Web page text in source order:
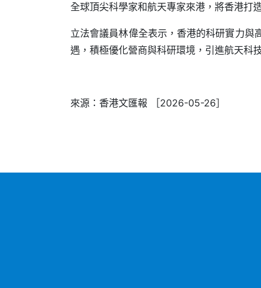
全球頂尖科學家和航天專家來港，將香港打
立法會議員林偉全表示，香港的科研實力
遇，積極優化營商與科研環境，引進航天科
來源：香港文匯報 ［2026-05-26］